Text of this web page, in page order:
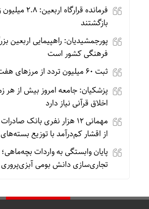
فرمانده قرارگاه
بازگشتند
پورجمشیدیان: راهپیمایی اربعین
فرهنگی کشور است
ثبت ۶۰ میلیون تردد از مرزهای هفت‌گانه اربعینی
پزشکیان: جامعه امروز بیش از هر
اخلاق قرآنی نیاز دارد
مهمانی ۱۲ هزار نفری بانک
از اقشار کم‌درآمد با توزیع
پایان وابستگی به واردات
تجاری‌سازی دانش بومی آبزی‌پروری